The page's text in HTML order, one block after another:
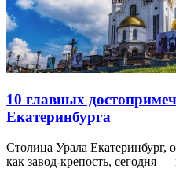
10 главных
Екатеринбурга
Столица Урала Екатеринбург,
как завод-крепость, сегодня